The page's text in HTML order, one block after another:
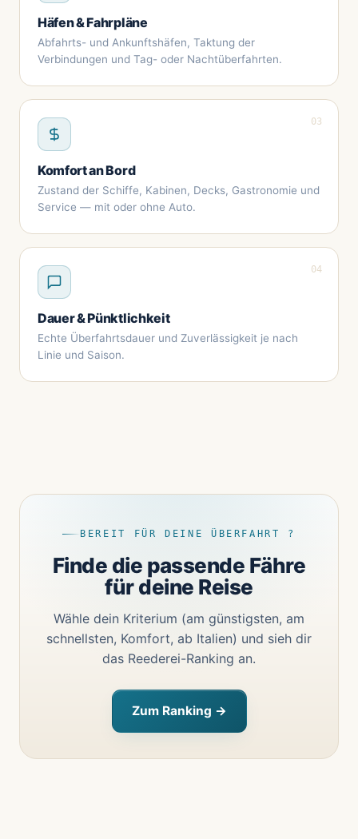
Häfen & Fahrpläne
Abfahrts- und Ankunftshäfen, Taktung der
Verbindungen und Tag- oder Nachtüberfahrten.
03
Komfort an Bord
Zustand der Schiffe, Kabinen, Decks, Gastronomie und
Service — mit oder ohne Auto.
04
Dauer & Pünktlichkeit
Echte Überfahrtsdauer und Zuverlässigkeit je nach
Linie und Saison.
BEREIT FÜR DEINE ÜBERFAHRT ?
Finde die passende Fähre
für deine Reise
Wähle dein Kriterium (am günstigsten, am
schnellsten, Komfort, ab Italien) und sieh dir
das Reederei-Ranking an.
Zum Ranking →